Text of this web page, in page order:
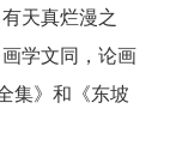
天真烂漫之
学文同，论画
集》和《东坡